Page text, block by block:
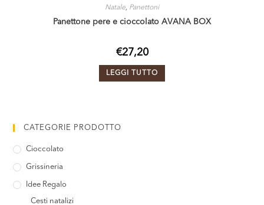
Natale, Panettoni
Panettone pere e cioccolato AVANA BOX
€27,20
LEGGI TUTTO
CATEGORIE PRODOTTO
Cioccolato
Grissineria
Idee Regalo
Cesti natalizi